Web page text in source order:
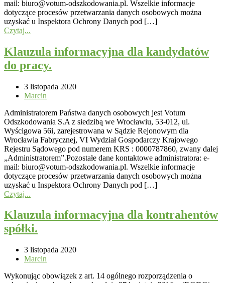
mail: biuro@votum-odszkodowania.pl. Wszelkie informacje
dotyczące procesów przetwarzania danych osobowych można
uzyskać u Inspektora Ochrony Danych pod […]
Czytaj...
Klauzula informacyjna dla kandydatów
do pracy.
3 listopada 2020
Marcin
Administratorem Państwa danych osobowych jest Votum
Odszkodowania S.A z siedzibą we Wrocławiu, 53-012, ul.
Wyścigowa 56i, zarejestrowana w Sądzie Rejonowym dla
Wrocławia Fabrycznej, VI Wydział Gospodarczy Krajowego
Rejestru Sądowego pod numerem KRS : 0000787860, zwany dalej
„Administratorem”.Pozostałe dane kontaktowe administratora: e-
mail: biuro@votum-odszkodowania.pl. Wszelkie informacje
dotyczące procesów przetwarzania danych osobowych można
uzyskać u Inspektora Ochrony Danych pod […]
Czytaj...
Klauzula informacyjna dla kontrahentów
spółki.
3 listopada 2020
Marcin
Wykonując obowiązek z art. 14 ogólnego rozporządzenia o